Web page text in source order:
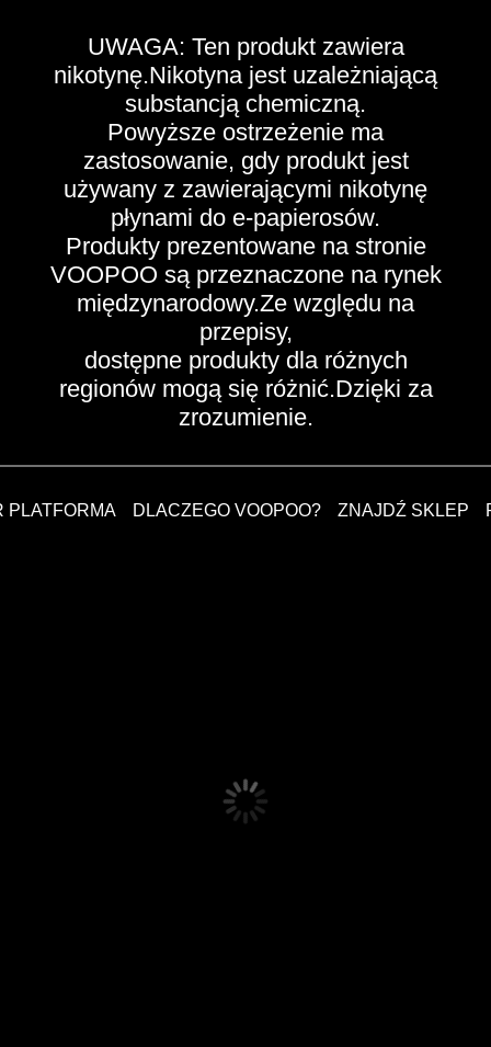
UWAGA: Ten produkt zawiera
nikotynę.Nikotyna jest uzależniającą
substancją chemiczną.
Powyższe ostrzeżenie ma
zastosowanie, gdy produkt jest
używany z zawierającymi nikotynę
płynami do e-papierosów.
Produkty prezentowane na stronie
VOOPOO są przeznaczone na rynek
międzynarodowy.Ze względu na
przepisy,
dostępne produkty dla różnych
regionów mogą się różnić.Dzięki za
zrozumienie.
PLATFORMA DLACZEGO VOOPOO? ZNAJDŹ SKLEP